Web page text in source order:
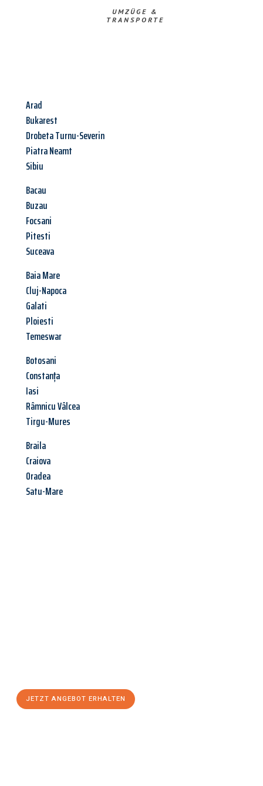
UMZÜGE &
TRANSPORTE
Arad
Bukarest
Drobeta Turnu-Severin
Piatra Neamt
Sibiu
Bacau
Buzau
Focsani
Pitesti
Suceava
Baia Mare
Cluj-Napoca
Galati
Ploiesti
Temeswar
Botosani
Constanța
Iasi
Râmnicu Vâlcea
Tirgu-Mures
Braila
Craiova
Oradea
Satu-Mare
JETZT ANGEBOT ERHALTEN